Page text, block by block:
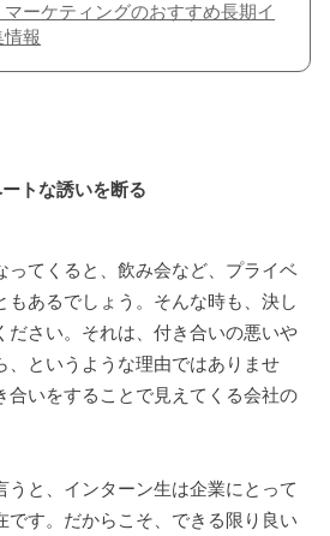
ーケティングのおすすめ長期イ
情報
トな誘いを断る
ってくると、飲み会など、プライベ
もあるでしょう。そんな時も、決し
ださい。それは、付き合いの悪いや
、というような理由ではありませ
合いをすることで見えてくる会社の
うと、インターン生は企業にとって
です。だからこそ、できる限り良い